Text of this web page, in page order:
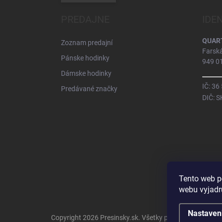
Tento web
webu
Zoznam predajní
Pánske hodinky
Dámske hodinky
Predávané značky
949
IČ: 36
DIČ:
Copyright 2026 Presinsky.sk. Všetky práva vyhradené.